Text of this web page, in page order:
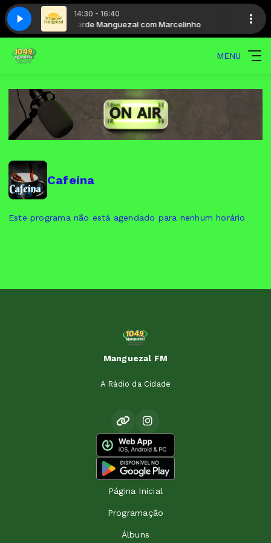
14:30 - 16:40
Tarde Manguezal com Marcelinho
MENU
Cafeína
Este programa não está agendado para nenhum horário
Manguezal FM
A Rádio da Cidade
Página Inicial
Programação
Álbuns